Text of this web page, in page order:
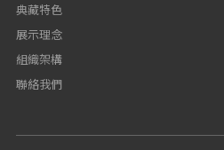
典藏特色
展示理念
組織架構
聯絡我們